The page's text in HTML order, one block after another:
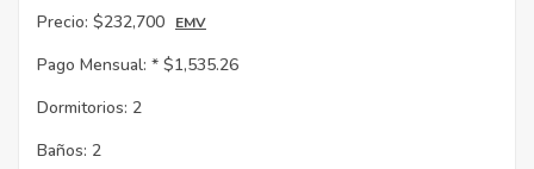
Precio: $232,700 EMV
Pago Mensual: * $1,535.26
Dormitorios: 2
Baños: 2